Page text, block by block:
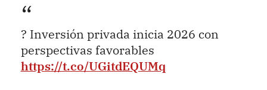
? Inversión privada inicia 2026 con
perspectivas favorables
https://t.co/UGitdEQUMq